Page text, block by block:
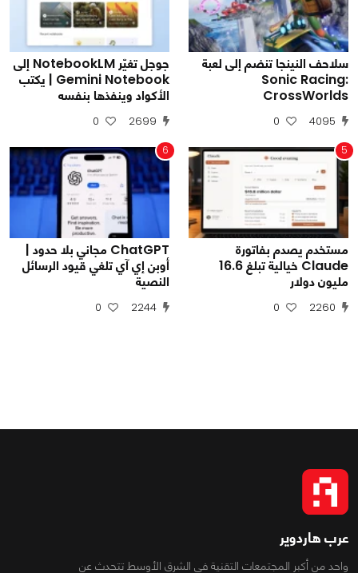
سلاحف النينجا تنضم إلى لعبة
Sonic Racing:
CrossWorlds
4095
0
جوجل تغيّر NotebookLM إلى
Gemini Notebook | يكتب
الأكواد وينفذها بنفسه
2699
0
5
مستخدم يصدم بفاتورة
Claude خيالية تبلغ 16.6
مليون دولار
2260
0
6
ChatGPT مجاني بلا حدود |
أوبن إي آي تلغي قيود الرسائل
النصية
2244
0
عرب هاردوير
واحد من أكبر المجتمعات التقنية فى الشرق الأوسط تتحدث عن